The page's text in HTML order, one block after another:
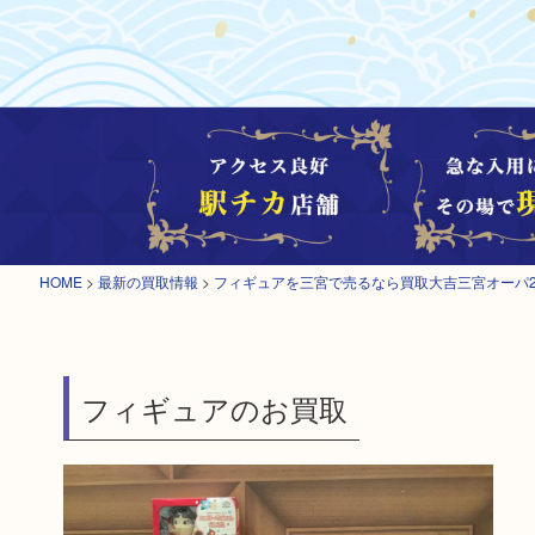
HOME > 最新の買取情報 > フィギュアを三宮で売るなら買取大吉三宮オーパ
フィギュアのお買取